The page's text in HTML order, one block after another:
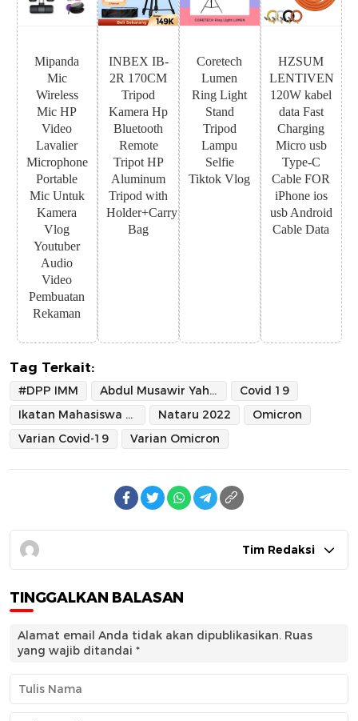
Mipanda
Mic
Wireless
Mic HP
Video
Lavalier
Microphone
Portable
Mic Untuk
Kamera
Vlog
Youtuber
Audio
Video
Pembuatan
Rekaman
INBEX IB-
2R 170CM
Tripod
Kamera Hp
Bluetooth
Remote
Tripot HP
Aluminum
Tripod with
Holder+Carry
Bag
Coretech
Lumen
Ring Light
Stand
Tripod
Lampu
Selfie
Tiktok Vlog
HZSUM
LENTIVEN
120W kabel
data Fast
Charging
Micro usb
Type-C
Cable FOR
iPhone ios
usb Android
Cable Data
Tag Terkait:
#DPP IMM Abdul Musawir Yahya
Covid 19
Ikatan Mahasiswa Muhammadiyah
Nataru 2022
Omicron
Varian Covid-19
Varian Omicron
Tim Redaksi
TINGGALKAN BALASAN
Alamat email Anda tidak akan dipublikasikan. Ruas
yang wajib ditandai *